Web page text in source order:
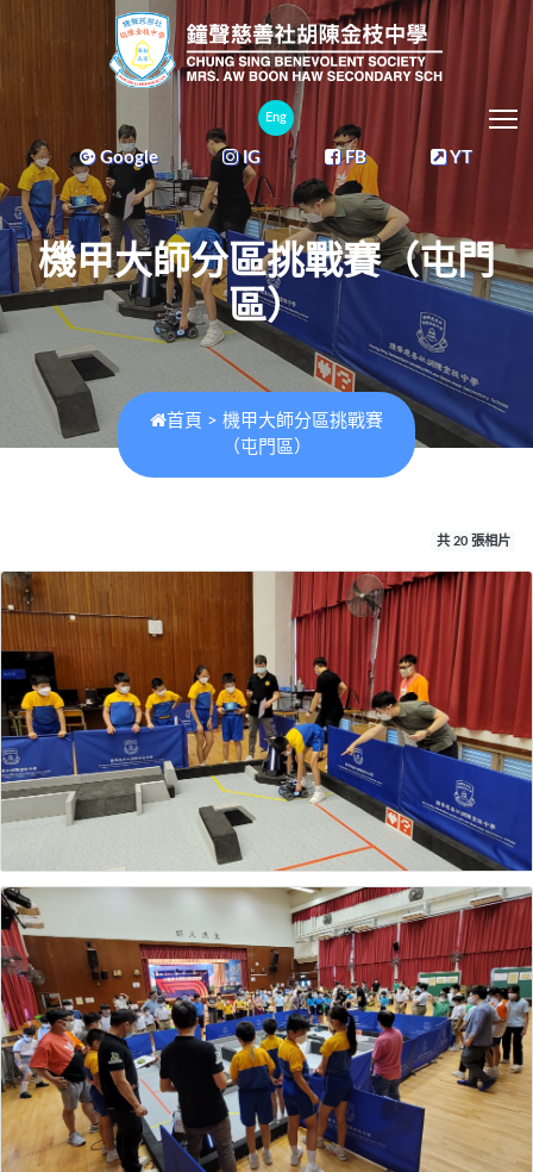
Eng
Google IG FB YT
機甲大師分區挑戰賽（屯門
區）
首頁 > 機甲大師分區挑戰賽
（屯門區）
共 20 張相片